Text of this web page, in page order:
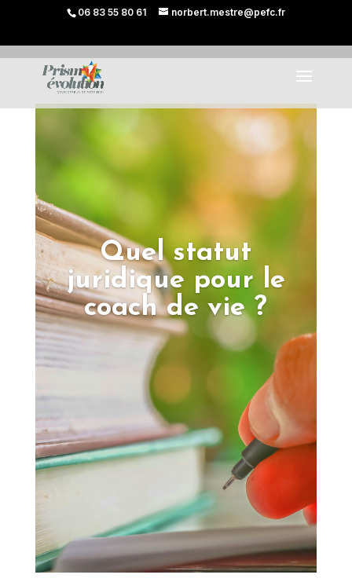
06 83 55 80 61 norbert.mestre@pefc.fr
Quel statut
juridique pour le
coach de vie ?